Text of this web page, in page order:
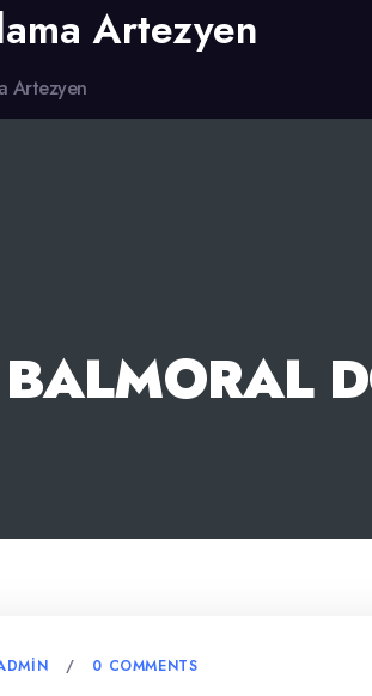
Artezyen
Artezyen
BALMORAL
0 COMMENTS